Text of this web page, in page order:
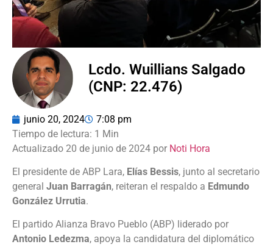
Lcdo. Wuillians Salgado
(CNP: 22.476)
junio 20, 2024 7:08 pm
Actualizado 20 de junio de 2024 por Noti Hora
El presidente de ABP Lara, Elías Bessis, junto al secretario
general Juan Barragán, reiteran el respaldo a Edmundo
González Urrutia.
El partido Alianza Bravo Pueblo (ABP) liderado por
Antonio Ledezma, apoya la candidatura del diplomático